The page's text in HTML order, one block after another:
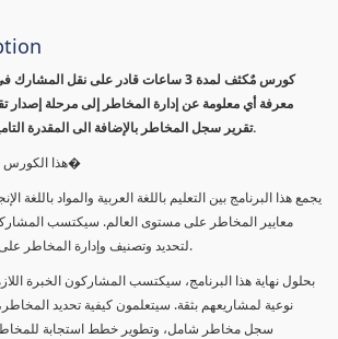
كورس مٌكثف لمدة 3 ساعات قادر على نقل
معرفة أي معلومة عن إدارة المخاطر إلى مرحلة إصدار
تقرير سجل المخاطر بالإضافة الى المقدرة التامية لإدارة مخاطر المشاريع.
هذا الكورس للمبتدئين الراغبين في تط�
يجمع هذا البرنامج بين التعليم باللغة العربية والمواد باللغة
معايير المخاطر على مستوى العالم. سيكتسب
لتحديد وتصنيف وإدارة المخاطر على مدار دورة حياة المشروع.
بحلول نهاية هذا البرنامج، سيكتسب المشاركون الخبرة
نوعية لمشاريعهم بثقة. سيتعلمون كيفية تحديد المخاطر،
سجل مخاطر شامل، وتطوير خطط استجابة للمخاطر